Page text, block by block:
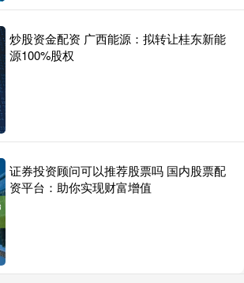
炒股资金配资 广西能源：拟转让桂东新能
源100%股权
证券投资顾问可以推荐股票吗 国内股票配
资平台：助你实现财富增值